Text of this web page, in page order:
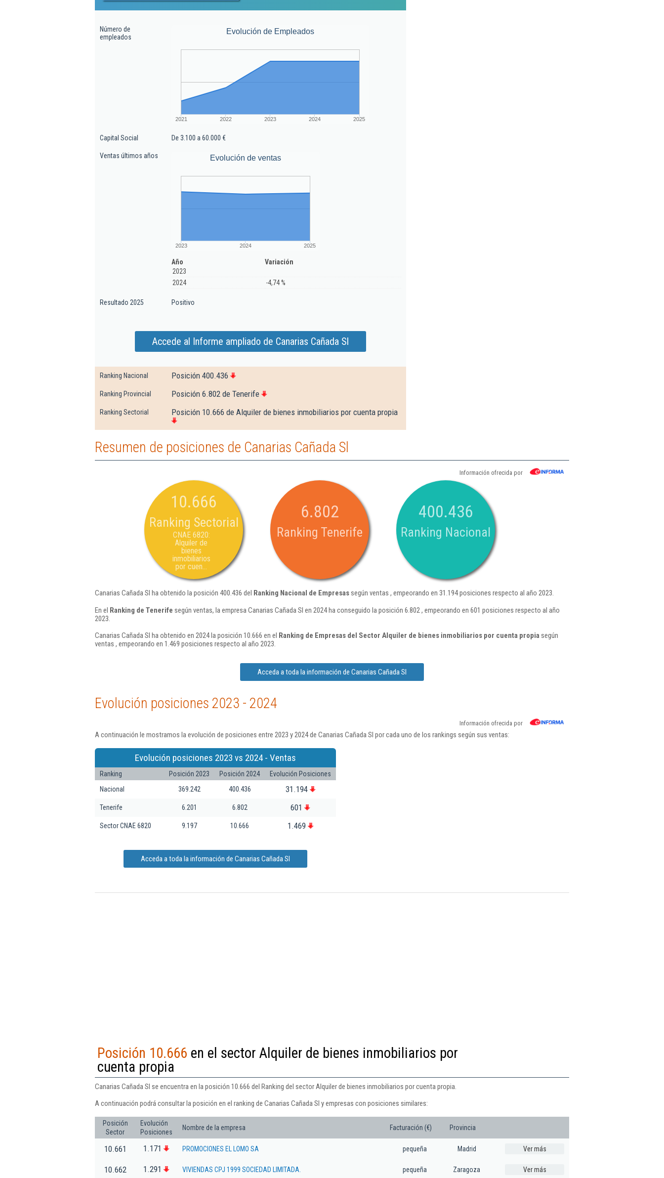
Número de
empleados
Evolución de Empleados
2021 2022 2023 2024 2025
Capital Social De 3.100 a 60.000 €
Ventas últimos años Evolución de ventas
2023 2024 2025
Año
Variación
2023
2024
-4,74 %
Resultado 2025 Positivo
Accede al Informe ampliado de Canarias Cañada Sl
Ranking Nacional Posición 400.436
Ranking Provincial Posición 6.802 de Tenerife
Ranking Sectorial Posición 10.666 de Alquiler de bienes inmobiliarios por cuenta propia
Resumen de posiciones de Canarias Cañada Sl
Información ofrecida por
10.666
Ranking Sectorial
CNAE 6820:
Alquiler de
bienes
inmobiliarios
por cuen...
6.802
Ranking Tenerife
400.436
Ranking Nacional
Canarias Cañada Sl ha obtenido la posición 400.436 del Ranking Nacional de Empresassegún ventas , empeorando en 31.194 posiciones respecto al año 2023.
En el Ranking de Tenerife según ventas, la empresa Canarias Cañada Sl en 2024 ha conseguido la posición 6.802 , empeorando en 601 posiciones respecto al año
2023.
Canarias Cañada Sl ha obtenido en 2024 la posición 10.666 en el Ranking de Empresas del Sector Alquiler de bienes inmobiliarios por cuenta propiasegún
ventas , empeorando en 1.469 posiciones respecto al año 2023.
Acceda a toda la información de Canarias Cañada Sl
Evolución posiciones 2023 - 2024
Información ofrecida por
A continuación le mostramos la evolución de posiciones entre 2023 y 2024 de Canarias Cañada Sl por cada uno de los rankings según sus ventas:
Evolución posiciones 2023 vs 2024 - Ventas
Ranking Posición 2023 Posición 2024
Evolución Posiciones
Nacional
369.242 400.436 31.194
Tenerife 6.201 6.802 601
Sector CNAE 6820 9.197 10.666 1.469
Acceda a toda la información de Canarias Cañada Sl
Posición 10.666 en el sector Alquiler de bienes inmobiliarios por
cuenta propia
Canarias Cañada Sl se encuentra en la posición 10.666 del Ranking del sector Alquiler de bienes inmobiliarios por cuenta propia.
A continuación podrá consultar la posición en el ranking de Canarias Cañada Sl y empresas con posiciones similares:
Posición
Sector
Evolución
Posiciones
Nombre de la empresa Facturación (€) Provincia
10.661 1.171 PROMOCIONES EL LOMO SA pequeña Madrid Ver más
10.662 1.291 VIVIENDAS CPJ 1999 SOCIEDAD LIMITADA. pequeña Zaragoza Ver más